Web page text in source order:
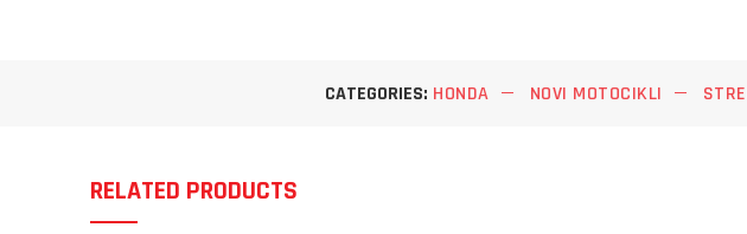
CATEGORIES: HONDA NOVI MOTOCIKLI
RELATED PRODUCTS